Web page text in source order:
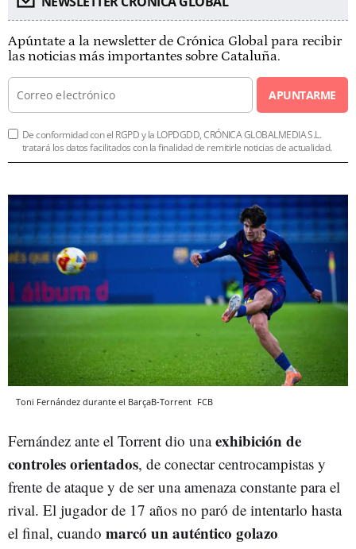
Apúntate a la newsletter de Crónica Global para recibir
las noticias más importantes sobre Cataluña.
APUNTARME
De conformidad con el RGPD y la LOPDGDD, CRÓNICA GLOBALMEDIA S.L.
tratará los datos facilitados con la finalidad de remitirle noticias de actualidad.
Toni Fernández durante el BarçaB-Torrent FCB
Fernández ante el Torrent dio unaexhibición de
controles orientados, de conectar centrocampistas y
frente de ataque y de ser una amenaza constante para el
rival. El jugador de 17 años no paró de intentarlo hasta
el final, cuando marcó un auténtico golazo